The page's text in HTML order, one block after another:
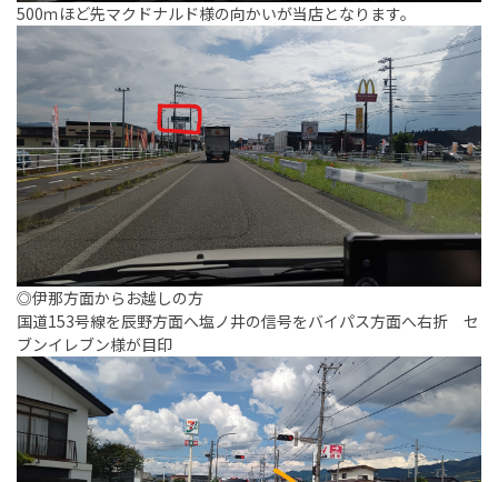
500ｍほど先マクドナルド様の向かいが当店となります。
◎伊那方面からお越しの方
国道153号線を辰野方面へ塩ノ井の信号をバイパス方面へ右折 セ
ブンイレブン様が目印